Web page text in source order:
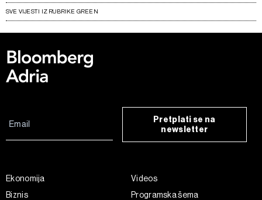
SVE VIJESTI IZ RUBRIKE GREEN
Pretplati se na
newsletter
Ekonomija
Biznis
Videos
Programska šema